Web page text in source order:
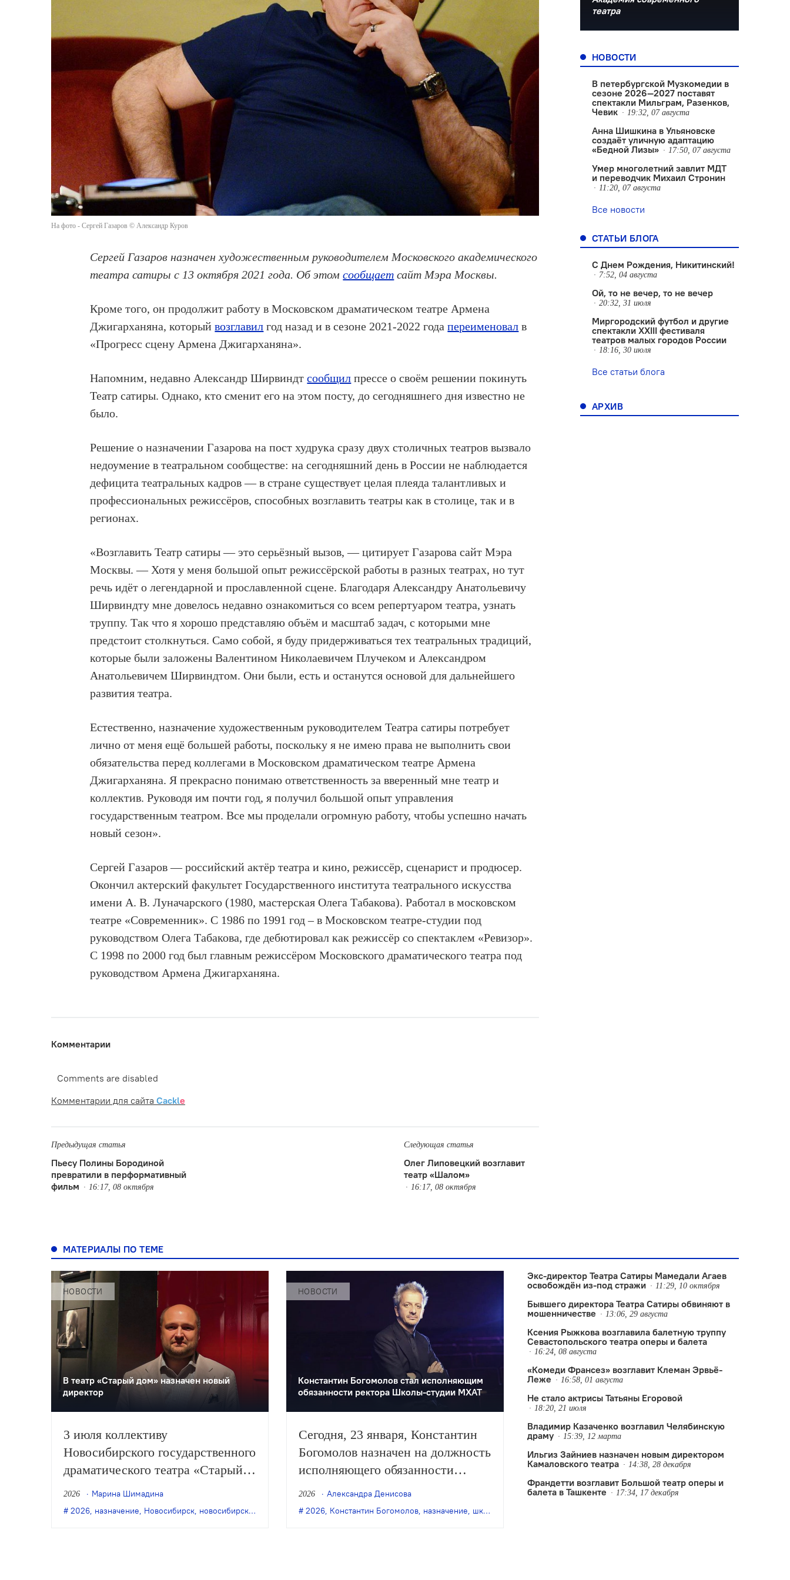
На фото - Сергей Газаров © Александр Куров
Сергей Газаров назначен художественным руководителем Московского академического
театра сатиры с 13 октября 2021 года. Об этомсообщает сайт Мэра Москвы.
Кроме того, он продолжит работу в Московском драматическом театре Армена
Джигарханяна, которыйвозглавил год назад и в сезоне 2021-2022 годапереименовал в
«Прогресс сцену Армена Джигарханяна».
Напомним, недавно Александр Ширвиндтсообщил прессе о своём решении покинуть
Театр сатиры. Однако, кто сменит его на этом посту, до сегодняшнего дня известно не
было.
Решение о назначении Газарова на пост худрука сразу двух столичных театров вызвало
недоумение в театральном сообществе: на сегодняшний день в России не наблюдается
дефицита театральных кадров — в стране существует целая плеяда талантливых и
профессиональных режиссёров, способных возглавить театры как в столице, так и в
регионах.
«Возглавить Театр сатиры — это серьёзный вызов, — цитирует Газарова сайт Мэра
Москвы. — Хотя у меня большой опыт режиссёрской работы в разных театрах, но тут
речь идёт о легендарной и прославленной сцене. Благодаря Александру Анатольевичу
Ширвиндту мне довелось недавно ознакомиться со всем репертуаром театра, узнать
труппу. Так что я хорошо представляю объём и масштаб задач, с которыми мне
предстоит столкнуться. Само собой, я буду придерживаться тех театральных традиций,
которые были заложены Валентином Николаевичем Плучеком и Александром
Анатольевичем Ширвиндтом. Они были, есть и останутся основой для дальнейшего
развития театра.
Естественно, назначение художественным руководителем Театра сатиры потребует
лично от меня ещё большей работы, поскольку я не имею права не выполнить свои
обязательства перед коллегами в Московском драматическом театре Армена
Джигарханяна. Я прекрасно понимаю ответственность за вверенный мне театр и
коллектив. Руководя им почти год, я получил большой опыт управления
государственным театром. Все мы проделали огромную работу, чтобы успешно начать
новый сезон».
Сергей Газаров — российский актёр театра и кино, режиссёр, сценарист и продюсер.
Окончил актерский факультет Государственного института театрального искусства
имени А. В. Луначарского (1980, мастерская Олега Табакова). Работал в московском
театре «Современник». С 1986 по 1991 год – в Московском театре-студии под
руководством Олега Табакова, где дебютировал как режиссёр со спектаклем «Ревизор».
С 1998 по 2000 год был главным режиссёром Московского драматического театра под
руководством Армена Джигарханяна.
Комментарии
Comments are disabled
Комментарии для сайта Cackle
Предыдущая статья
Пьесу Полины Бородиной
превратили в перформативный
фильм
16:17, 08 октября
Следующая статья
Олег Липовецкий возглавит
театр «Шалом»
16:17, 08 октября
театра
НОВОСТИ
В петербургской Музкомедии в
сезоне 2026—2027 поставят
спектакли Мильграм, Разенков,
Чевик
19:32, 07 августа
Анна Шишкина в Ульяновске
создаëт уличную адаптацию
«Бедной Лизы»
17:50, 07 августа
Умер многолетний завлит МДТ
и переводчик Михаил Стронин
11:20, 07 августа
Все новости
СТАТЬИ БЛОГА
С Днем Рождения, Никитинский!
7:52, 04 августа
Ой, то не вечер, то не вечер
20:32, 31 июля
Миргородский футбол и другие
спектакли XXIII фестиваля
театров малых городов России
18:16, 30 июля
Все статьи блога
АРХИВ
МАТЕРИАЛЫ ПО ТЕМЕ
НОВОСТИ
В театр «Старый дом» назначен новый
директор
3 июля коллективу
Новосибирского государственного
драматического театра «Старый
дом» представили нового
директора. Им стал Юрий
2026
Марина Шимадина
2026, назначение, Новосибирск, новосибирский театр "Старый дом" ,Юрий Яшкин
НОВОСТИ
Константин Богомолов стал исполняющим
обязанности ректора Школы-студии МХАТ
Сегодня, 23 января, Константин
Богомолов назначен на должность
исполняющего обязанности
ректора Школы-студии МХАТ. Об
этом сообщила министр культуры
2026
Александра Денисова
2026, Константин Богомолов, назначение, школа-студия МХАТ
Экс-директор Театра Сатиры Мамедали Агаев
освобождён из-под стражи
11:29, 10 октября
Бывшего директора Театра Сатиры обвиняют в
мошенничестве
13:06, 29 августа
Ксения Рыжкова возглавила балетную труппу
Севастопольского театра оперы и балета
16:24, 08 августа
«Комеди Франсез» возглавит Клеман Эрвьё-
Леже
16:58, 01 августа
Не стало актрисы Татьяны Егоровой
18:20, 21 июля
Владимир Казаченко возглавил Челябинскую
драму
15:39, 12 марта
Ильгиз Зайниев назначен новым директором
Камаловского театра
14:38, 28 декабря
Франдетти возглавит Большой театр оперы и
балета в Ташкенте
17:34, 17 декабря